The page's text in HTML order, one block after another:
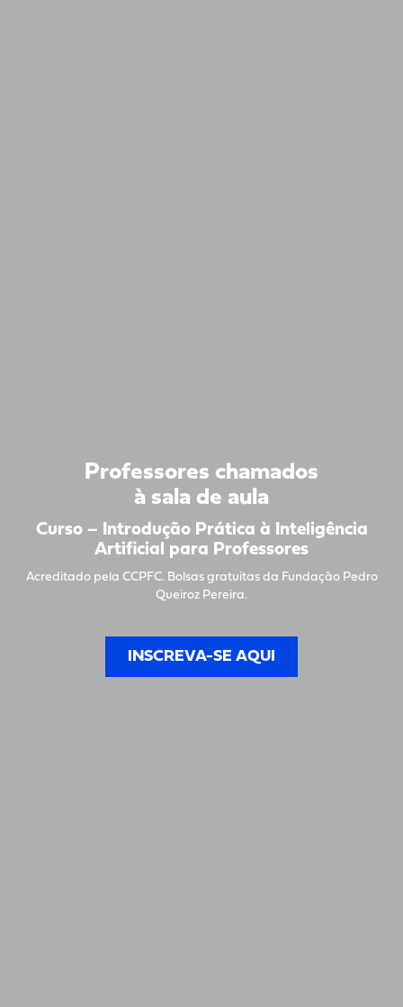
Professores chamados
à sala de aula
Curso – Introdução Prática à Inteligência
Artificial para Professores
Acreditado pela CCPFC. Bolsas gratuitas da Fundação Pedro
Queiroz Pereira.
INSCREVA-SE AQUI